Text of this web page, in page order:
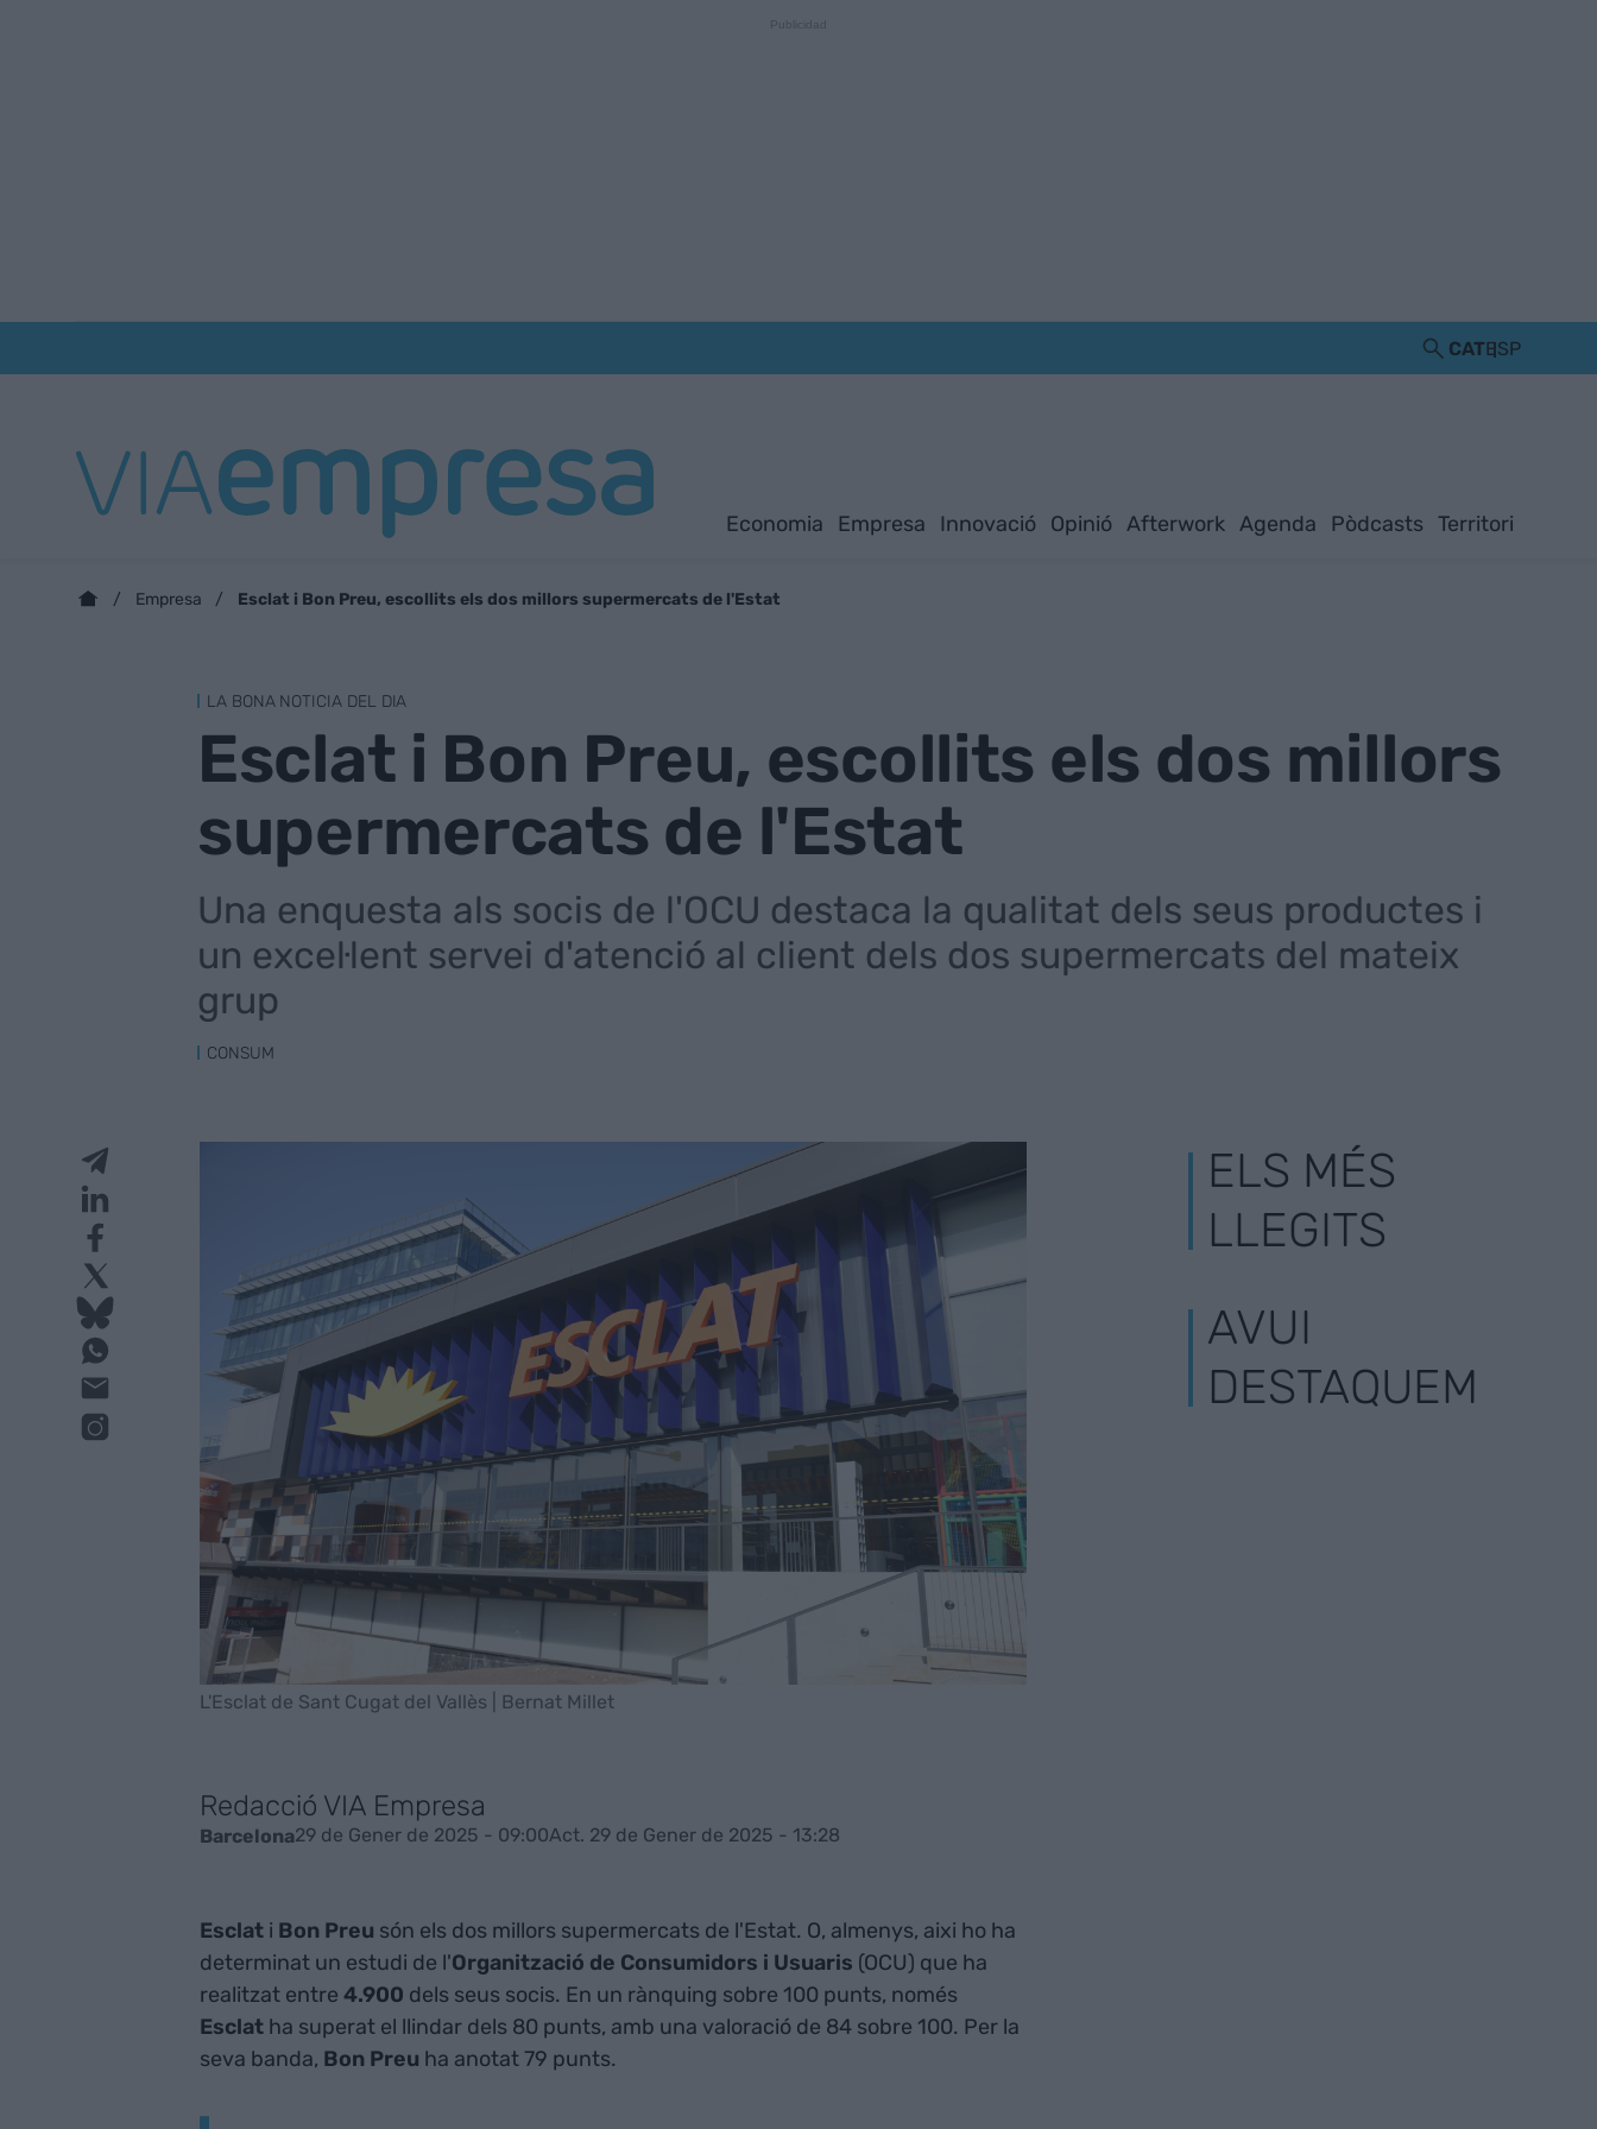
CATESP
Economia Empresa Innovació Opinió Afterwork Agenda Pòdcasts Territori
Empresa Esclat i Bon Preu, escollits els dos millors supermercats de l'Estat
LA BONA NOTICIA DEL DIA
Esclat i Bon Preu, escollits els dos millors
supermercats de l'Estat
Una enquesta als socis de l'OCU destaca la qualitat dels seus productes i
un excel·lent servei d'atenció al client dels dos supermercats del mateix
grup
CONSUM
L'Esclat de Sant Cugat del Vallès | Bernat Millet
Redacció VIA Empresa
Barcelona29 de Gener de 2025 - 09:00Act. 29 de Gener de 2025 - 13:28
Esclati Bon Preu són els dos millors supermercats de l'Estat. O, almenys, aixi ho ha
determinat un estudi de l'Organització de Consumidors i Usuaris (OCU) que ha
realitzat entre 4.900 dels seus socis. En un rànquing sobre 100 punts, només
Esclatha superat el llindar dels 80 punts, amb una valoració de 84 sobre 100. Per la
seva banda, Bon Preu ha anotat 79 punts.
ELS MÉS
LLEGITS
AVUI
DESTAQUEM